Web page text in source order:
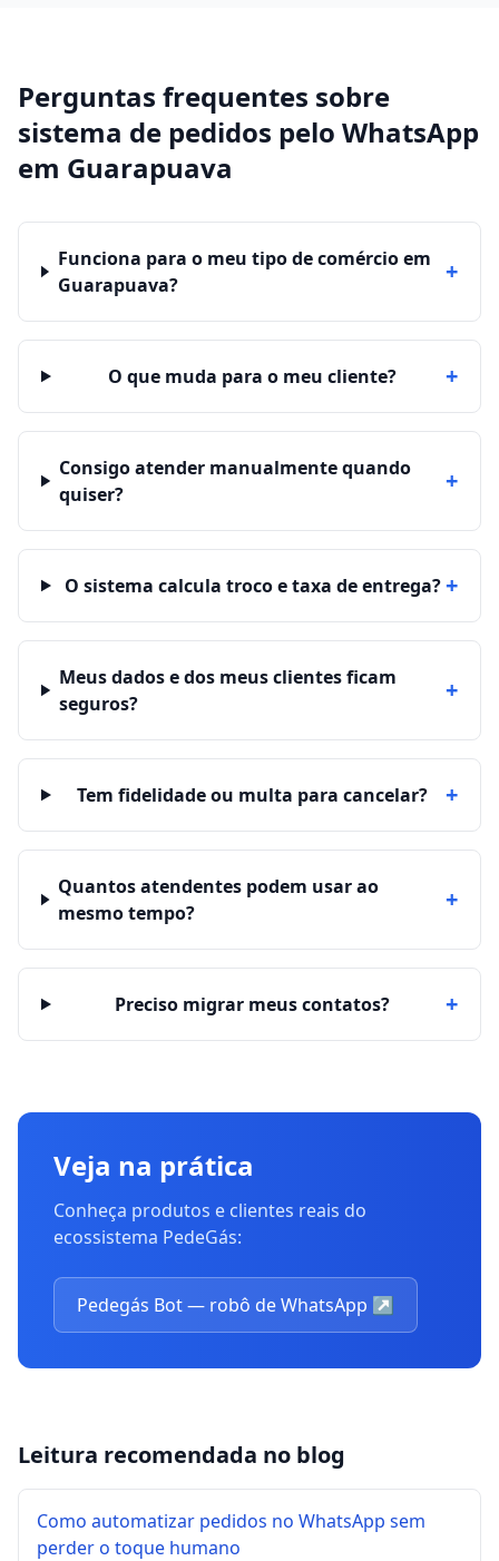
Perguntas frequentes sobre
sistema de pedidos pelo WhatsApp
em Guarapuava
Funciona para o meu tipo de comércio em
Guarapuava?
+
O que muda para o meu cliente? +
Consigo atender manualmente quando
quiser?
+
O sistema calcula troco e taxa de entrega?+
Meus dados e dos meus clientes ficam
seguros?
+
Tem fidelidade ou multa para cancelar? +
Quantos atendentes podem usar ao
mesmo tempo?
+
Preciso migrar meus contatos? +
Veja na prática
Conheça produtos e clientes reais do
ecossistema PedeGás:
Pedegás Bot — robô de WhatsApp ↗
Leitura recomendada no blog
Como automatizar pedidos no WhatsApp sem
perder o toque humano